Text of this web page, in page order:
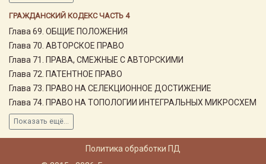
ГРАЖДАНСКИЙ КОДЕКС ЧАСТЬ 4
Глава 69. ОБЩИЕ ПОЛОЖЕНИЯ
Глава 70. АВТОРСКОЕ ПРАВО
Глава 71. ПРАВА, СМЕЖНЫЕ С АВТОРСКИМИ
Глава 72. ПАТЕНТНОЕ ПРАВО
Глава 73. ПРАВО НА СЕЛЕКЦИОННОЕ ДОСТИЖЕНИЕ
Глава 74. ПРАВО НА ТОПОЛОГИИ ИНТЕГРАЛЬНЫХ МИКРОСХЕМ
Показать ещё...
Политика обработки ПД